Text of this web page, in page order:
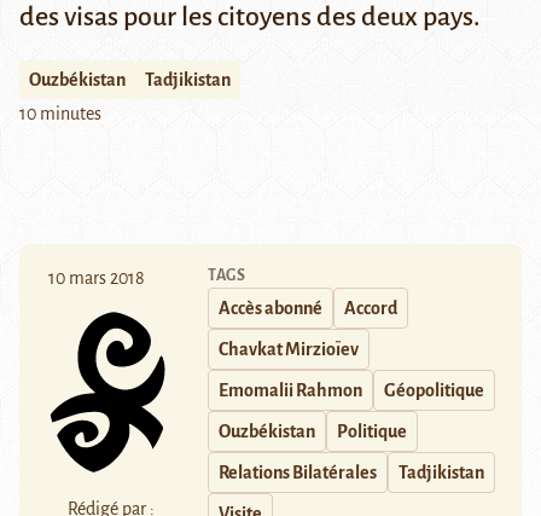
des visas pour les citoyens des deux pays.
Ouzbékistan
Tadjikistan
10 minutes
10 mars 2018
Rédigé par :
TAGS
Accès abonné Accord
Chavkat Mirzioïev
Emomalii Rahmon Géopolitique
Ouzbékistan Politique
Relations Bilatérales Tadjikistan